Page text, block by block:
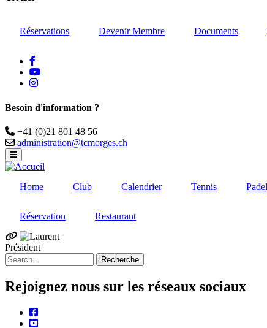
Réservations Devenir Membre Documents
Youtube
instagram
Besoin d'information ?
Téléphone
+41 (0)21 801 48 56
Email
administration@tcmorges.ch
Home Club Calendrier Tennis Padel
Réservation Restaurant
Président
Recherche
Rejoignez nous sur les réseaux sociaux
facebook
youtube